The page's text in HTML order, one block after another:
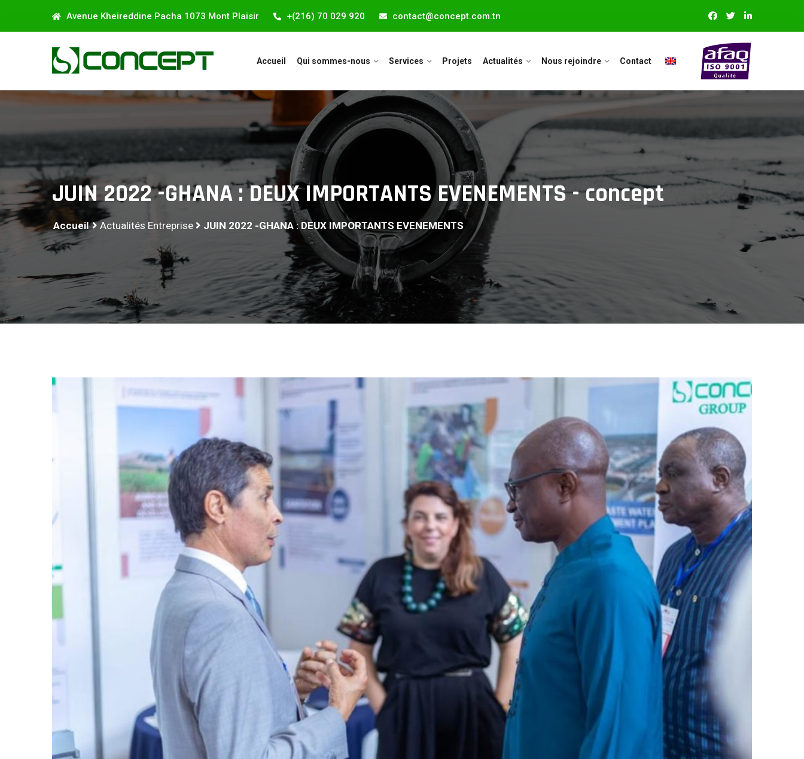
Avenue Kheireddine Pacha 1073 Mont Plaisir +(216) 70 029 920 contact@concept.com.tn
Accueil Qui sommes-nous Services Projets Actualités Nous rejoindre Contact
JUIN 2022 -GHANA : DEUX IMPORTANTS EVENEMENTS - concept
Accueil Actualités Entreprise JUIN 2022 -GHANA : DEUX IMPORTANTS EVENEMENTS